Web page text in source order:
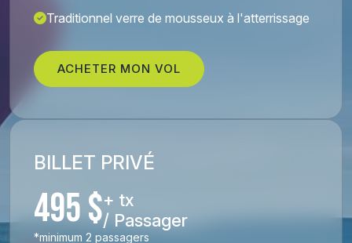
Traditionnel verre de mousseux à l'atterrissage
ACHETER MON VOL
BILLET PRIVÉ
495 $+ tx
/ Passager
*minimum 2 passagers